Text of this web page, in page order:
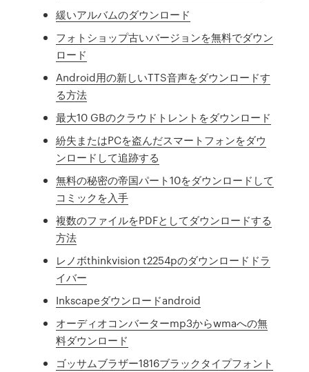
緩いアルバムのダウンロード
フォトショップ古いバージョンを無料でダウン
ロード
Android用の新しいTTS音声をダウンロードす
る方法
最大10 GBのクラウドトレントをダウンロード
紛失またはPCを盗んだスマートフォンをダウ
ンロードして追跡する
無料の秘密の帝国パート10をダウンロードして
コミックを入手
複数のファイルをPDFとしてダウンロードする
方法
レノボthinkvision t2254pのダウンロードドラ
イバー
Inkscapeダウンロードandroid
オーディオコンバーターmp3からwmaへの無
料ダウンロード
ゴッサムブラザー1816ブラックタイプフォント